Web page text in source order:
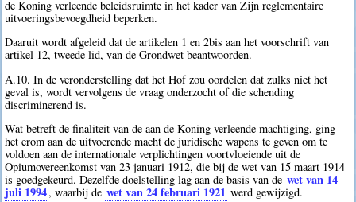
de Koning verleende beleidsruimte in het kader van Zijn reglementaire
uitvoeringsbevoegdheid beperken.
Daaruit wordt afgeleid dat de artikelen 1 en 2bis aan het voorschrift van
artikel 12, tweede lid, van de Grondwet beantwoorden.
A.10. In de veronderstelling dat het Hof zou oordelen dat zulks niet het
geval is, wordt vervolgens de vraag onderzocht of die schending
discriminerend is.
Wat betreft de finaliteit van de aan de Koning verleende machtiging, ging
het erom aan de uitvoerende macht de juridische wapens te geven om te
voldoen aan de internationale verplichtingen voortvloeiende uit de
Opiumovereenkomst van 23 januari 1912, die bij de wet van 15 maart 1914
is goedgekeurd. Dezelfde doelstelling lag aan de basis van de wet van 14
juli 1994, waarbij de wet van 24 februari 1921 werd gewijzigd.